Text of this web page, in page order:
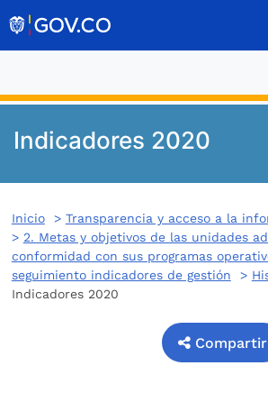
Indicadores 2020
Inicio> Transparencia y acceso a la
> 2. Metas y objetivos de las unidades
conformidad con sus programas
seguimiento indicadores de gestión >
Indicadores 2020
Compartir